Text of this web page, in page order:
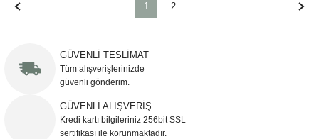
1 2
GÜVENLİ TESLİMAT
Tüm alışverişlerinizde
güvenli gönderim.
GÜVENLİ ALIŞVERİŞ
Kredi kartı bilgileriniz 256bit SSL
sertifikası ile korunmaktadır.